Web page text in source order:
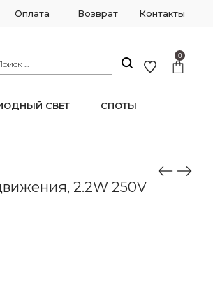
Оплата Возврат Контакты
0
СВЕТ СПОТЫ
2.2W 250V